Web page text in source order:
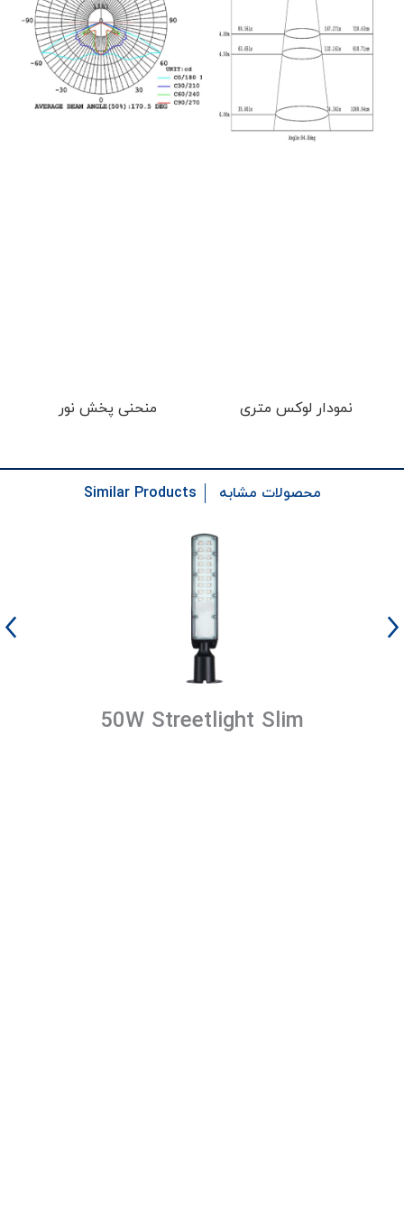
نمودار لوکس متری منحنی پخش نور
محصولات مشابه Similar Products
50W Streetlight Slim